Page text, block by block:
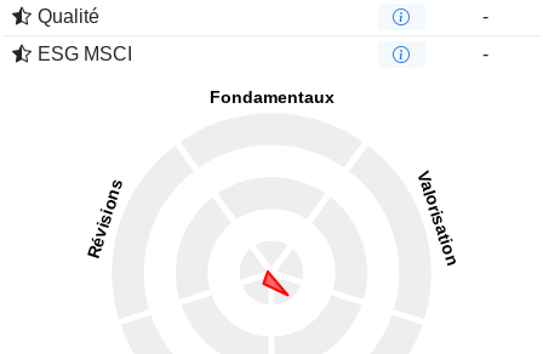
Qualité
-
ESG MSCI
-